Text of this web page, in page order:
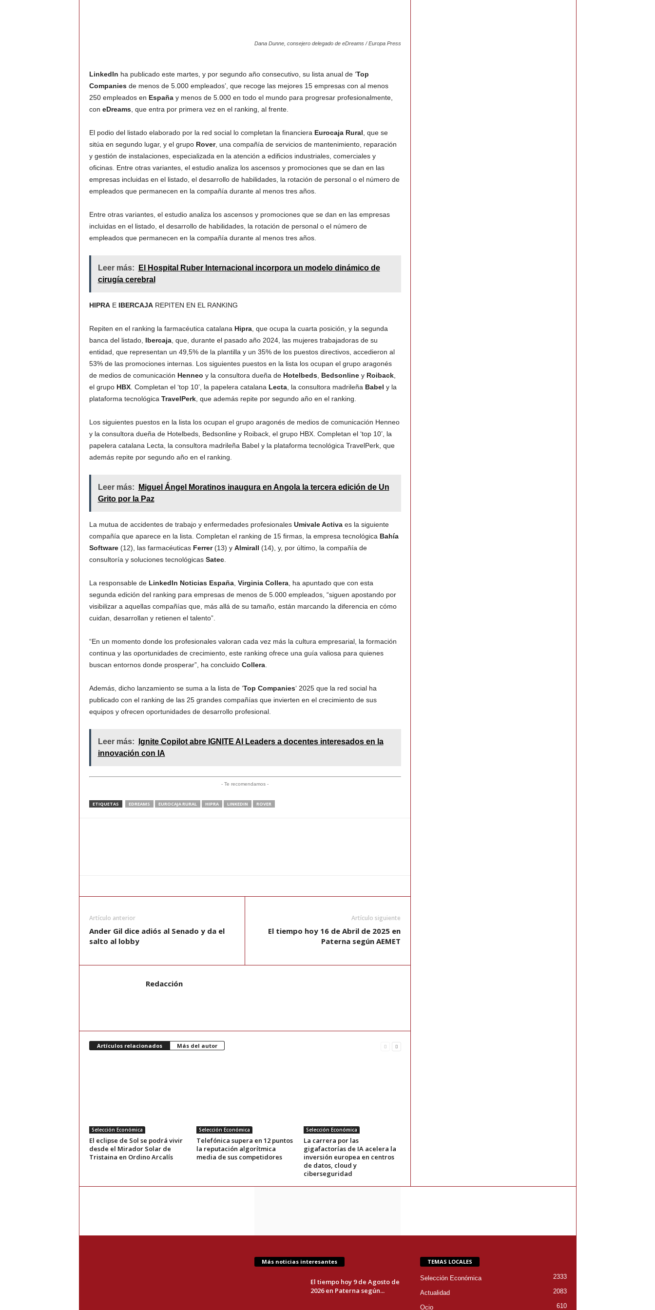
Dana Dunne, consejero delegado de eDreams / Europa Press
LinkedIn ha publicado este martes, y por segundo año consecutivo, su lista anual de ‘Top
Companiesde menos de 5.000 empleados’, que recoge las mejores 15 empresas con al menos
250 empleados en Españay menos de 5.000 en todo el mundo para progresar profesionalmente,
con eDreams, que entra por primera vez en el ranking, al frente.
El podio del listado elaborado por la red social lo completan la financiera Eurocaja Rural, que se
sitúa en segundo lugar, y el grupo Rover, una compañía de servicios de mantenimiento, reparación
y gestión de instalaciones, especializada en la atención a edificios industriales, comerciales y
oficinas. Entre otras variantes, el estudio analiza los ascensos y promociones que se dan en las
empresas incluidas en el listado, el desarrollo de habilidades, la rotación de personal o el número de
empleados que permanecen en la compañía durante al menos tres años.
Entre otras variantes, el estudio analiza los ascensos y promociones que se dan en las empresas
incluidas en el listado, el desarrollo de habilidades, la rotación de personal o el número de
empleados que permanecen en la compañía durante al menos tres años.
Leer más:
El Hospital Ruber Internacional incorpora un modelo dinámico de
cirugía cerebral
HIPRAE IBERCAJAREPITEN EN EL RANKING
Repiten en el ranking la farmacéutica catalana Hipra, que ocupa la cuarta posición, y la segunda
banca del listado, Ibercaja, que, durante el pasado año 2024, las mujeres trabajadoras de su
entidad, que representan un 49,5% de la plantilla y un 35% de los puestos directivos, accedieron al
53% de las promociones internas. Los siguientes puestos en la lista los ocupan el grupo aragonés
de medios de comunicación Henneo y la consultora dueña de Hotelbeds, Bedsonliney Roiback,
el grupo HBX. Completan el ‘top 10’, la papelera catalana Lecta, la consultora madrileña Babel y la
plataforma tecnológica TravelPerk, que además repite por segundo año en el ranking.
Los siguientes puestos en la lista los ocupan el grupo aragonés de medios de comunicación Henneo
y la consultora dueña de Hotelbeds, Bedsonline y Roiback, el grupo HBX. Completan el ‘top 10’, la
papelera catalana Lecta, la consultora madrileña Babel y la plataforma tecnológica TravelPerk, que
además repite por segundo año en el ranking.
Leer más:
Miguel Ángel Moratinos inaugura en Angola la tercera edición de Un
Grito por la Paz
La mutua de accidentes de trabajo y enfermedades profesionales Umivale Activaes la siguiente
compañía que aparece en la lista. Completan el ranking de 15 firmas, la empresa tecnológica Bahía
Software(12), las farmacéuticas Ferrer(13) y Almirall (14), y, por último, la compañía de
consultoría y soluciones tecnológicas Satec.
La responsable de LinkedIn Noticias España, Virginia Collera, ha apuntado que con esta
segunda edición del ranking para empresas de menos de 5.000 empleados, “siguen apostando por
visibilizar a aquellas compañías que, más allá de su tamaño, están marcando la diferencia en cómo
cuidan, desarrollan y retienen el talento”.
“En un momento donde los profesionales valoran cada vez más la cultura empresarial, la formación
continua y las oportunidades de crecimiento, este ranking ofrece una guía valiosa para quienes
buscan entornos donde prosperar”, ha concluido Collera.
Además, dicho lanzamiento se suma a la lista de ‘Top Companies‘ 2025 que la red social ha
publicado con el ranking de las 25 grandes compañías que invierten en el crecimiento de sus
equipos y ofrecen oportunidades de desarrollo profesional.
Leer más:
Ignite Copilot abre IGNITE AI Leaders a docentes interesados en la
innovación con IA
- Te recomendamos -
ETIQUETAS EDREAMS EUROCAJA RURAL HIPRA LINKEDIN ROVER
Artículo anterior
Ander Gil dice adiós al Senado y da el
salto al lobby
Artículo siguiente
El tiempo hoy 16 de Abril de 2025 en
Paterna según AEMET
Redacción
Artículos relacionados Más del autor
Selección Económica
El eclipse de Sol se podrá vivir
desde el Mirador Solar de
Tristaina en Ordino Arcalís
Selección Económica
Telefónica supera en 12 puntos
la reputación algorítmica
media de sus competidores
Selección Económica
La carrera por las
gigafactorías de IA acelera la
inversión europea en centros
de datos, cloud y
ciberseguridad
Más noticias interesantes
El tiempo hoy 9 de Agosto de
2026 en Paterna según...
TEMAS LOCALES
Selección Económica 2333
Actualidad 2083
Ocio 610